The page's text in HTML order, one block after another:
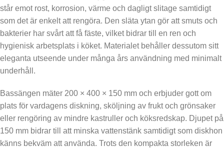
står emot rost, korrosion, värme och dagligt slitage samtidigt
som det är enkelt att rengöra. Den släta ytan gör att smuts och
bakterier har svårt att få fäste, vilket bidrar till en ren och
hygienisk arbetsplats i köket. Materialet behåller dessutom sitt
eleganta utseende under många års användning med minimalt
underhåll.
Bassängen mäter 200 × 400 × 150 mm och erbjuder gott om
plats för vardagens diskning, sköljning av frukt och grönsaker
eller rengöring av mindre kastruller och köksredskap. Djupet på
150 mm bidrar till att minska vattenstänk samtidigt som diskhon
känns bekväm att använda. Trots den kompakta storleken är